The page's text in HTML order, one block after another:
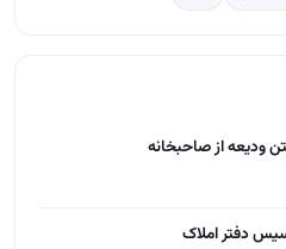
ودیعه از صاحبخانه
دفتر املاک